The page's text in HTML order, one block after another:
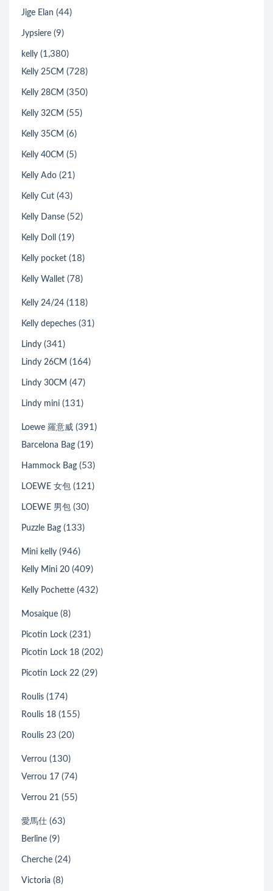
Jige Elan (44)
Jypsiere (9)
kelly (1,380)
Kelly 25CM (728)
Kelly 28CM (350)
Kelly 32CM (55)
Kelly 35CM (6)
Kelly 40CM (5)
Kelly Ado (21)
Kelly Cut (43)
Kelly Danse (52)
Kelly Doll (19)
Kelly pocket (18)
Kelly Wallet (78)
Kelly 24/24 (118)
Kelly depeches (31)
Lindy (341)
Lindy 26CM (164)
Lindy 30CM (47)
Lindy mini (131)
Loewe 羅意威 (391)
Barcelona Bag (19)
Hammock Bag (53)
LOEWE 女包 (121)
LOEWE 男包 (30)
Puzzle Bag (133)
Mini kelly (946)
Kelly Mini 20 (409)
Kelly Pochette (432)
Mosaique (8)
Picotin Lock (231)
Picotin Lock 18 (202)
Picotin Lock 22 (29)
Roulis (174)
Roulis 18 (155)
Roulis 23 (20)
Verrou (130)
Verrou 17 (74)
Verrou 21 (55)
愛馬仕 (63)
Berline (9)
Cherche (24)
Victoria (8)